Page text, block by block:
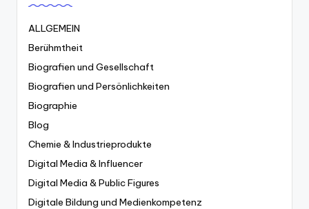
ALLGEMEIN
Berühmtheit
Biografien und Gesellschaft
Biografien und Persönlichkeiten
Biographie
Blog
Chemie & Industrieprodukte
Digital Media & Influencer
Digital Media & Public Figures
Digitale Bildung und Medienkompetenz